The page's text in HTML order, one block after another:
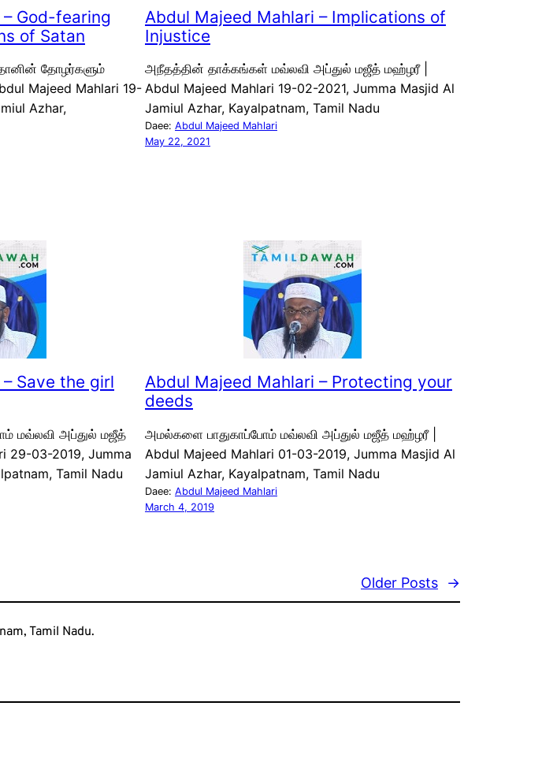
God-fearing
of Satan
தோழர்களும்
Majeed Mahlari 19-
Azhar,
Abdul Majeed Mahlari – Implications of
Injustice
அநீதத்தின் தாக்கங்கள் மவ்லவி அப்துல் மஜீத் மஹ்ழரீ |
Abdul Majeed Mahlari 19-02-2021, Jumma Masjid Al
Jamiul Azhar, Kayalpatnam, Tamil Nadu
Daee: Abdul Majeed Mahlari
May 22, 2021
Save the girl
மவ்லவி அப்துல் மஜீத்
29-03-2019, Jumma
Tamil Nadu
Abdul Majeed Mahlari – Protecting your
deeds
அமல்களை பாதுகாப்போம் மவ்லவி அப்துல் மஜீத் மஹ்ழரீ |
Abdul Majeed Mahlari 01-03-2019, Jumma Masjid Al
Jamiul Azhar, Kayalpatnam, Tamil Nadu
Daee: Abdul Majeed Mahlari
March 4, 2019
Older Posts →
Tamil Nadu.